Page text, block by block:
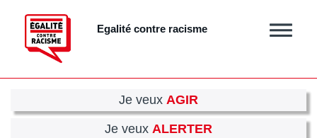
contenu
principal
Egalité contre racisme
Afficher
Je veux AGIR
Je veux ALERTER